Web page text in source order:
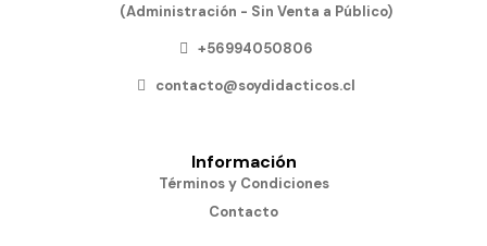
(Administración - Sin Venta a Público)
+56994050806
contacto@soydidacticos.cl
Información
Términos y Condiciones
Contacto